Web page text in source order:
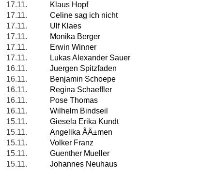
17.11.
Klaus Hopf
17.11.
Celine sag ich nicht
17.11.
Ulf Klaes
17.11.
Monika Berger
17.11.
Erwin Winner
17.11.
Lukas Alexander Sauer
16.11.
Juergen Spitzfaden
16.11.
Benjamin Schoepe
16.11.
Regina Schaeffler
16.11.
Pose Thomas
16.11.
Wilhelm Bindseil
15.11.
Giesela Erika Kundt
15.11.
Angelika ÃÄ±men
15.11.
Volker Franz
15.11.
Guenther Mueller
15.11.
Johannes Neuhaus